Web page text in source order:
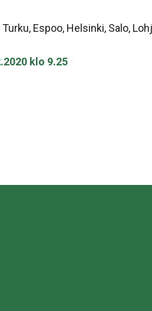
Espoo, Helsinki, Salo,
klo 9.25